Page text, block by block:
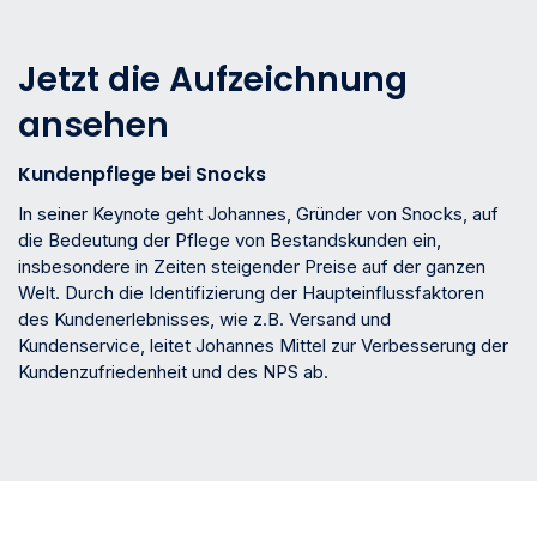
Jetzt die Aufzeichnung
ansehen
Kundenpflege bei Snocks
In seiner Keynote geht Johannes, Gründer von Snocks, auf
die Bedeutung der Pflege von Bestandskunden ein,
insbesondere in Zeiten steigender Preise auf der ganzen
Welt. Durch die Identifizierung der Haupteinflussfaktoren
des Kundenerlebnisses, wie z.B. Versand und
Kundenservice, leitet Johannes Mittel zur Verbesserung der
Kundenzufriedenheit und des NPS ab.